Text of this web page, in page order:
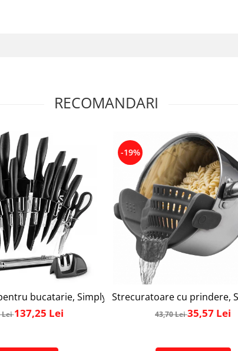
RECOMANDARI
si 6 cupe de masurat, tabel pentru masurare
bucatarie, Simply Joy, 17 piese, cu suport
Lei137,25 Lei
-19%
Strecuratoare cu prindere,
43,70 Lei35,57 Lei